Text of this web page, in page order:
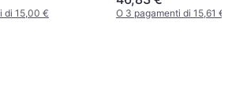
di 15,00 € O 3 pagamenti di 15,61 €